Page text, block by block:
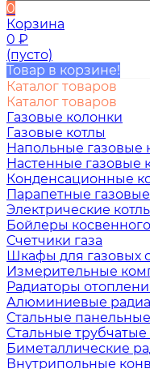
0
Корзина
0 ₽
(пусто)
Товар в корзине!
Каталог товаров
Каталог товаров
Газовые колонки
Газовые котлы
Напольные газовые
Настенные газовые
Конденсационные
Парапетные
Электрические
Бойлеры
Счетчики газа
Шкафы для газовых
Измерительные
Радиаторы
Алюминиевые
Стальные
Стальные
Биметаллические
Внутрипольные